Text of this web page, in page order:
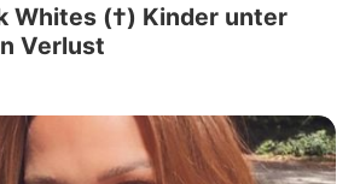
Whites (†) Kinder unter
Verlust